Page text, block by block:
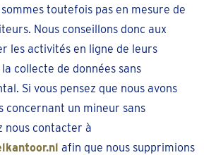
toutefois pas en mesure de
Nous conseillons donc aux
les activités en ligne de leurs
collecte de données sans
Si vous pensez que nous avons
concernant un mineur sans
nous contacter à
afin que nous supprimions